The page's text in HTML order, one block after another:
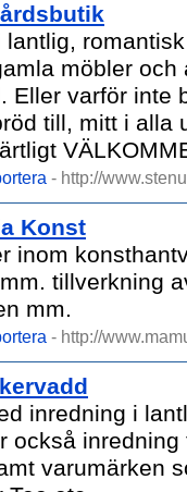
lantlig,
möbler
Eller varför inte
till, mitt i alla
- http://
Konst
inom
tillverkning
mm.
- http://
inredning i
också
varumärken